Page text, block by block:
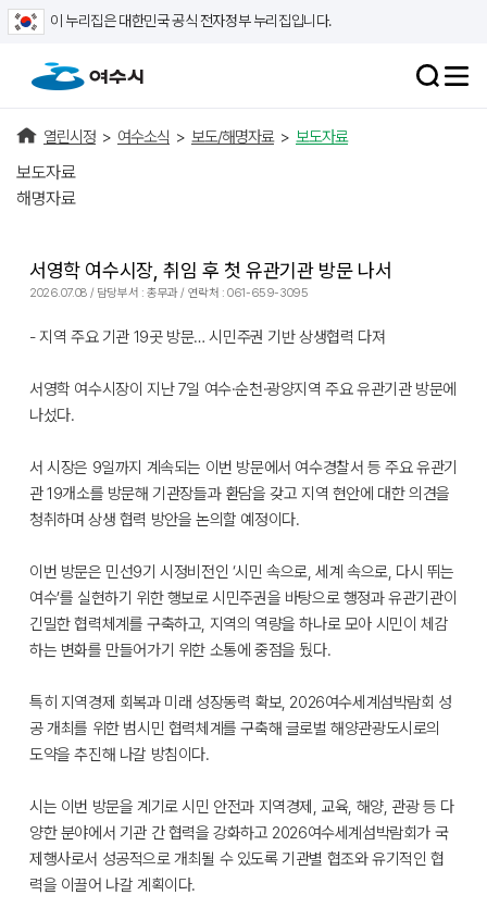
이 누리집은 대한민국 공식 전자정부 누리집입니다.
열린시정 > 여수소식 > 보도/해명자료 > 보도자료
보도자료
해명자료
서영학 여수시장, 취임 후 첫 유관기관 방문 나서
2026.07.08 / 담당부서 : 총무과 / 연락처 : 061-659-3095
- 지역 주요 기관 19곳 방문… 시민주권 기반 상생협력 다져
서영학 여수시장이 지난 7일 여수·순천·광양지역 주요 유관기관 방문에
나섰다.
서 시장은 9일까지 계속되는 이번 방문에서 여수경찰서 등 주요 유관기
관 19개소를 방문해 기관장들과 환담을 갖고 지역 현안에 대한 의견을
청취하며 상생 협력 방안을 논의할 예정이다.
이번 방문은 민선9기 시정비전인 ‘시민 속으로, 세계 속으로, 다시 뛰는
여수’를 실현하기 위한 행보로 시민주권을 바탕으로 행정과 유관기관이
긴밀한 협력체계를 구축하고, 지역의 역량을 하나로 모아 시민이 체감
하는 변화를 만들어가기 위한 소통에 중점을 뒀다.
특히 지역경제 회복과 미래 성장동력 확보, 2026여수세계섬박람회 성
공 개최를 위한 범시민 협력체계를 구축해 글로벌 해양관광도시로의
도약을 추진해 나갈 방침이다.
시는 이번 방문을 계기로 시민 안전과 지역경제, 교육, 해양, 관광 등 다
양한 분야에서 기관 간 협력을 강화하고 2026여수세계섬박람회가 국
제행사로서 성공적으로 개최될 수 있도록 기관별 협조와 유기적인 협
력을 이끌어 나갈 계획이다.